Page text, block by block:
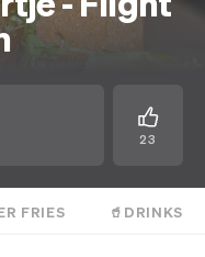
23
FRIES 🥤DRINKS